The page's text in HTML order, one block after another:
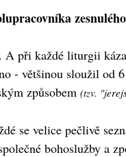
při každé liturgii
- většinou sloužil od
způsobem (tzv.
se velice pečlivě
bohoslužby a